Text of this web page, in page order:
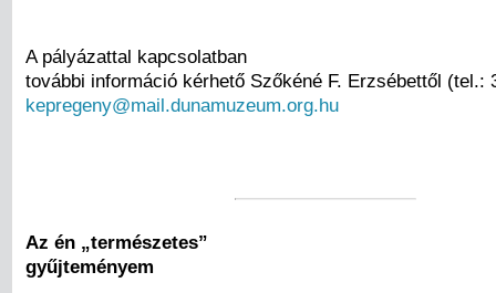
A pályázattal kapcsolatban
további információ kérhető Szőkéné F. Erzsébettől (tel.:
kepregeny@mail.dunamuzeum.org.hu
Az én „természetes”
gyűjteményem